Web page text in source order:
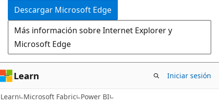
Descargar Microsoft Edge
Más información sobre Internet Explorer y
Microsoft Edge
Learn Iniciar sesión
Learn Microsoft Fabric Power BI